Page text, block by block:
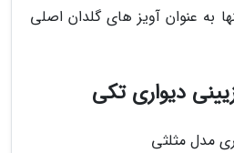
به عنوان آویز های گلدان اصلی
دیواری تکی
مدل مثلثی